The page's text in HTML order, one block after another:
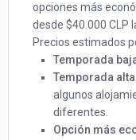
opciones más
desde $40.000 CLP
Precios estimados
Temporada
Temporada
algunos
diferentes.
Opción más